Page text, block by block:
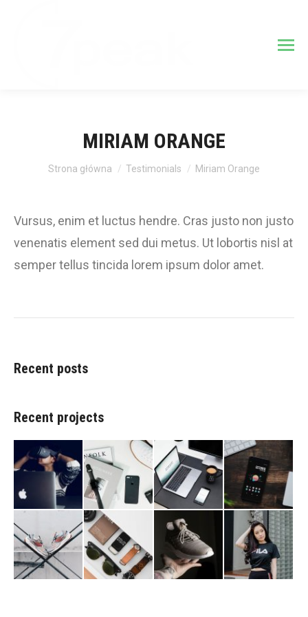
MIRIAM ORANGE
Jesteś tutaj:
Strona główna Testimonials Miriam Orange
Vursus, enim et luctus hendre. Cras justo non justo
venenatis element sed dui metus. Ut lobortis nisl at
semper tellus tincida lorem ipsum dolor amet.
Recent posts
Recent projects